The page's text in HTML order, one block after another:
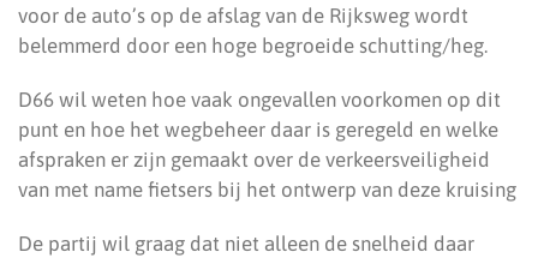
voor de auto’s op de afslag van de Rijksweg wordt
belemmerd door een hoge begroeide schutting/heg.
D66 wil weten hoe vaak ongevallen voorkomen op dit
punt en hoe het wegbeheer daar is geregeld en welke
afspraken er zijn gemaakt over de verkeersveiligheid
van met name fietsers bij het ontwerp van deze kruising
De partij wil graag dat niet alleen de snelheid daar